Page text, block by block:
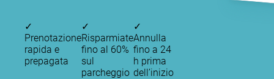
✓
Prenotazione
rapida e
prepagata
✓
Risparmiate
fino al 60%
sul
parcheggio
✓
Annulla
fino a 24
h prima
dell’inizio